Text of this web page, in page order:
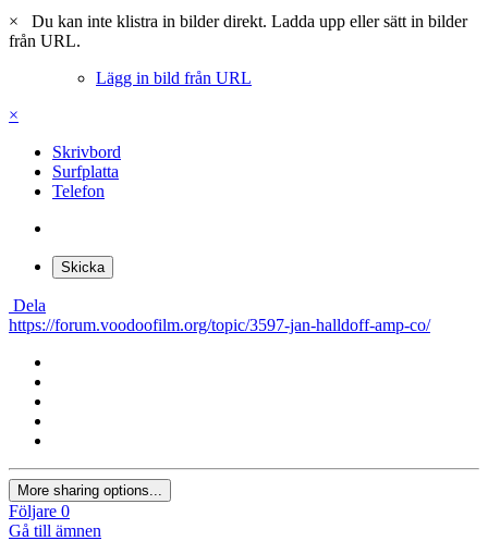
×
Du kan inte klistra in bilder direkt. Ladda upp eller sätt in bilder
från URL.
Lägg in bild från URL
×
Skrivbord
Surfplatta
Telefon
Skicka
Dela
https://forum.voodoofilm.org/topic/3597-jan-halldoff-amp-co/
More sharing options...
Följare 0
Gå till ämnen